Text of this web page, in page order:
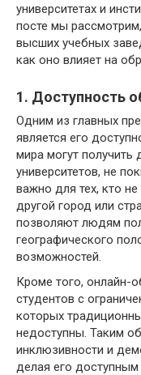
университетах и
посте мы
высших учебных
как оно влияет на
1. Доступность
Одним из главных
является его
мира могут получить
университетов, не
важно для тех, кто
другой город или
позволяют людям
географического
возможностей.
Кроме того, онлайн-
студентов с
которых
недоступны. Таким
инклюзивности и
делая его